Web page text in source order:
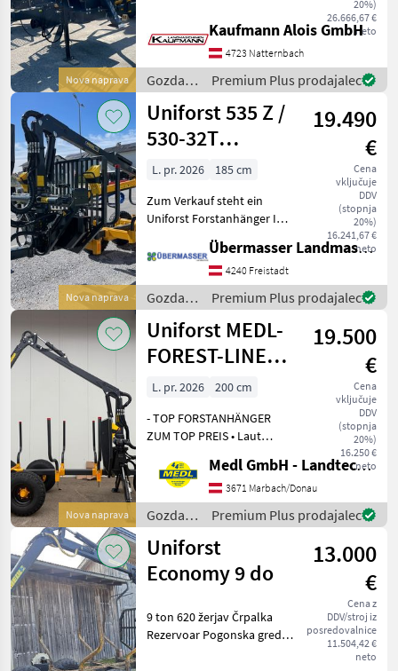
Palms
BMF
Binderberger
Farmi
Country
Prikaži
vse
(44)
MODEL
11.43
MARKETPLACE
Marketplace
Ponudbe
trgovcev
Mali
oglasi
Nova naprava
20%)
26.666,67 €
neto
(2 Zylinder) -
Teleskopstützfüße (290cm
Abstützbreite) - 4 Paar
Rungen
Kaufmann Alois GmbH
4723 Natternbach
Gozdarska
in
lesarska
mehanizacija
/
Uniforst
Premium Plus prodajalec
Nova naprava
Uniforst 535 Z /
530-32T
Forsranhänger
19.490
€
Cena
vključuje
DDV
(stopnja
20%)
16.241,67 €
neto
L. pr. 2026
185 cm
Zum Verkauf steht ein
Uniforst Forstanhänger Im
Forstkran: + 5, 3 m
Einfachteleskop + 32 kNm
Hubmoment + Holzgreifer
FB 160 +
Übermasser Landmaschinenhandel
4240 Freistadt
Gozdarska
in
lesarska
mehanizacija
/
Uniforst
Premium Plus prodajalec
Nova naprava
Uniforst MEDL-
FOREST-LINE
535-Z/530-32T
19.500
€
Cena
vključuje
DDV
(stopnja
20%)
16.250 €
neto
L. pr. 2026
200 cm
- TOP FORSTANHÄNGER
ZUM TOP PREIS • Laut
Zentralrahmenanhänger •
Pendelbremse • Ergo
Drehhebelsteuerung •
32knm Hubmoment • 700kg
auf 4mt Hubkraft
Medl GmbH - Landtechnik Großhandel
3671 Marbach/Donau
Gozdarska
in
lesarska
mehanizacija
/
Premium Plus prodajalec
Uniforst
Economy 9 do
13.000
€
Cena z
DDV/stroj iz
posredovalnice
11.504,42 €
neto
9 ton 620 žerjav Črpalka
Rezervoar Pogonska gred